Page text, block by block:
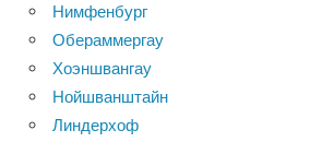
Нимфенбург
Обераммергау
Хоэншвангау
Нойшванштайн
Линдерхоф